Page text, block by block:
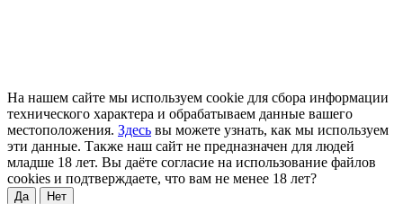
На нашем сайте мы используем cookie для сбора информации
технического характера и обрабатываем данные вашего
местоположения. Здесь вы можете узнать, как мы используем
эти данные. Также наш сайт не предназначен для людей
младше 18 лет. Вы даёте согласие на использование файлов
cookies и подтверждаете, что вам не менее 18 лет?
Да Нет